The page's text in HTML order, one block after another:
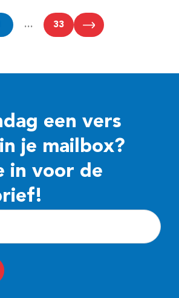
… 33
een vers
je mailbox?
in voor de